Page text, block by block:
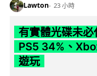
Lawton 23 小時
有實體光碟未必
PS5 34%、
遊玩